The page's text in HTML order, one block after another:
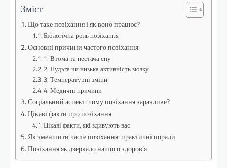
Зміст
Що таке позіхання і як воно працює?
Біологічна роль позіхання
Основні причини частого позіхання
1. Втома та нестача сну
2. Нудьга чи низька активність мозку
3. Температурні зміни
4. Медичні причини
Соціальний аспект: чому позіхання заразливе?
Цікаві факти про позіхання
Цікаві факти, які здивують вас
Як зменшити часте позіхання: практичні поради
Позіхання як дзеркало нашого здоров’я